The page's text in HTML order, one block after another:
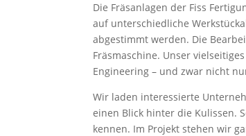
Die Fräsanlagen der Fiss
auf unterschiedliche
abgestimmt werden. Die
Fräsmaschine. Unser
Engineering – und zwar nicht
Wir laden interessierte
einen Blick hinter die Kulissen.
kennen. Im Projekt stehen wir